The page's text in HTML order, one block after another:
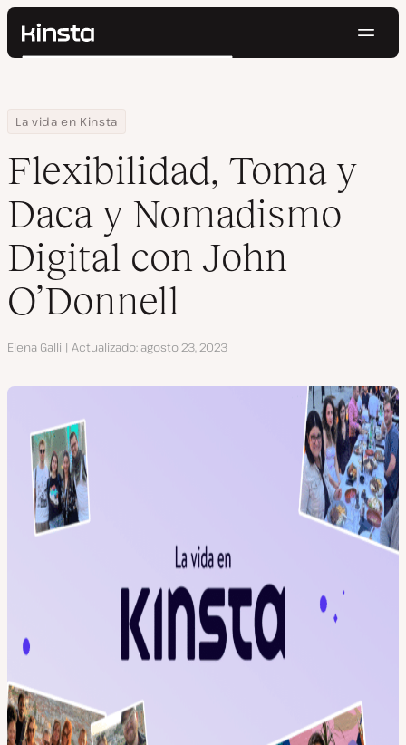
Kinsta®
Precios
Contacto
Buscar
Home
Centro de Recursos
Blog
La vida en Kinsta
Flexibilidad, Toma y Daca y Nomadismo Digital con John
Flexibilidad, Toma y
Daca y Nomadismo
Digital con John
O’Donnell
Autor
Elena Galli Actualizado agosto 23, 2023